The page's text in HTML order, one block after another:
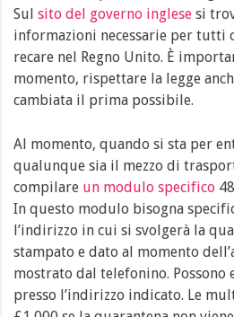
Sul sito del governo inglese si
informazioni necessarie per tutti
recare nel Regno Unito. È
momento, rispettare la legge
cambiata il prima possibile.
Al momento, quando si sta per
qualunque sia il mezzo di
compilare un modulo specifico
In questo modulo bisogna
l’indirizzo in cui si svolgerà la
stampato e dato al momento
mostrato dal telefonino.
presso l’indirizzo indicato. Le